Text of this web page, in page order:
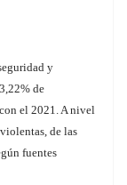
y
de
el 2021. A nivel
de las
fuentes